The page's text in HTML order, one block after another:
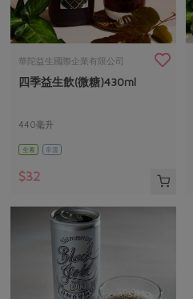
華陀益生國際企業有限公司
四季益生飲(微糖)430ml
440毫升
全素 常溫
$32